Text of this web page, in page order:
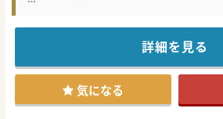
募集です！
クリニック内には予防医学を担う健診
地域のみなさまの健康管理・予防医療
ます。
また、最寄りICからも近く、車で10分
にも便利です。
少しでもご興味がお気軽にお問合せく
詳細を見る
気になる